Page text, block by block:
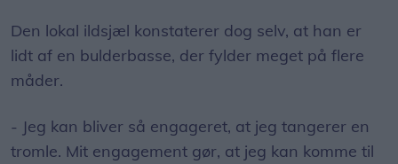
Den lokal ildsjæl konstaterer dog selv, at han er
lidt af en bulderbasse, der fylder meget på flere
måder.
- Jeg kan bliver så engageret, at jeg tangerer en
tromle. Mit engagement gør, at jeg kan komme til